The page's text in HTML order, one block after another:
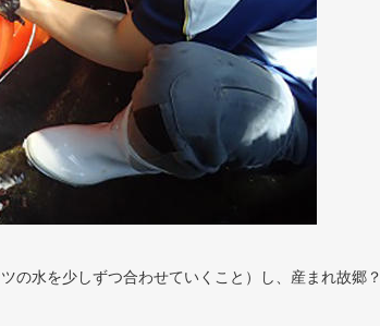
の水を少しずつ合わせていくこと）し、産まれ故郷？